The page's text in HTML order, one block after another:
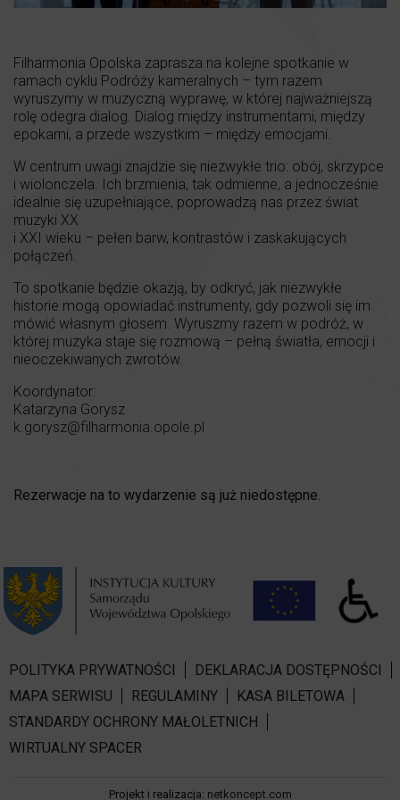
Filharmonia Opolska zaprasza na kolejne spotkanie w
ramach cyklu Podróży kameralnych – tym razem
wyruszymy w muzyczną wyprawę, w której najważniejszą
rolę odegra dialog. Dialog między instrumentami, między
epokami, a przede wszystkim – między emocjami.
W centrum uwagi znajdzie się niezwykłe trio: obój, skrzypce
i wiolonczela. Ich brzmienia, tak odmienne, a jednocześnie
idealnie się uzupełniające, poprowadzą nas przez świat
muzyki XX
i XXI wieku – pełen barw, kontrastów i zaskakujących
połączeń.
To spotkanie będzie okazją, by odkryć, jak niezwykłe
historie mogą opowiadać instrumenty, gdy pozwoli się im
mówić własnym głosem. Wyruszmy razem w podróż, w
której muzyka staje się rozmową – pełną światła, emocji i
nieoczekiwanych zwrotów.
Koordynator:
Katarzyna Gorysz
k.gorysz@filharmonia.opole.pl
Rezerwacje na to wydarzenie są już niedostępne.
POLITYKA PRYWATNOŚCI
DEKLARACJA DOSTĘPNOŚCI
MAPA SERWISU
REGULAMINY
KASA BILETOWA
STANDARDY OCHRONY MAŁOLETNICH
WIRTUALNY SPACER
Projekt i realizacja: netkoncept.com